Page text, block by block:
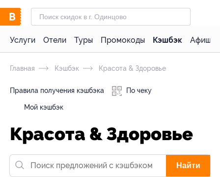
Услуги Отели Туры Промокоды Кэшбэк Афиша
Главная Кэшбэк Красота & Здоровье
Правила получения кэшбэка По чеку
Мой кэшбэк
Красота & Здоровье
Найти